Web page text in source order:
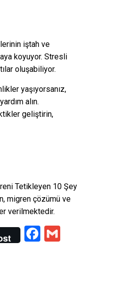
iştah ve
koyuyor. Stresli
oluşabiliyor.
yaşıyorsanız,
alın.
geliştirin,
Tetikleyen 10 Şey
migren çözümü ve
verilmektedir.
Facebook